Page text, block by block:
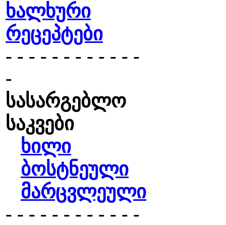
ხალხური
რეცეპტები
- - - - - - - - - - - -
-
სასარგებლო
საკვები
ხილი
ბოსტნეული
მარცვლეული
- - - - - - - - - - - -